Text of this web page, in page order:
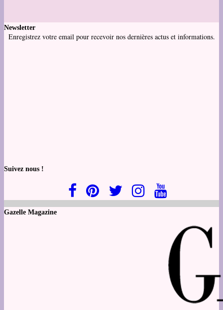
Newsletter
Enregistrez votre email pour recevoir nos dernières actus et informations.
Suivez nous !
Gazelle Magazine